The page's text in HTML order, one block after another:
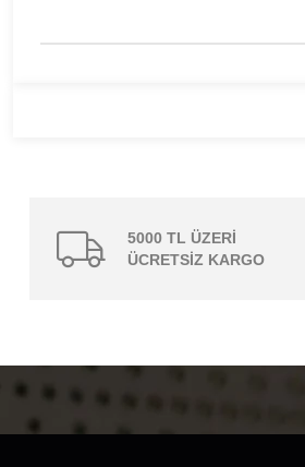
5000 TL ÜZERİ
ÜCRETSİZ KARGO